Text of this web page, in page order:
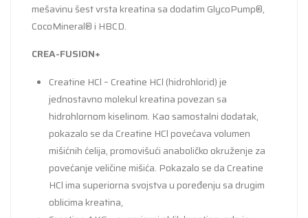
mešavinu šest vrsta kreatina sa dodatim GlycoPump®,
CocoMineral® i HBCD.
CREA-FUSION+
Creatine HCl – Creatine HCl (hidrohlorid) je
jednostavno molekul kreatina povezan sa
hidrohlornom kiselinom. Kao samostalni dodatak,
pokazalo se da Creatine HCl povećava volumen
mišićnih ćelija, promovišući anaboličko okruženje za
povećanje veličine mišića. Pokazalo se da Creatine
HCl ima superiorna svojstva u poređenju sa drugim
oblicima kreatina,